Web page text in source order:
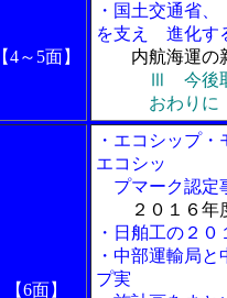
【4～5面】
・国土交通省
を支え 進化す
内航海運の
Ⅲ 今後
おわりに
【6面】
・エコシップ
エコシッ
プマーク認定
２０１６
・日舶工の２
・中部運輸局
プ実